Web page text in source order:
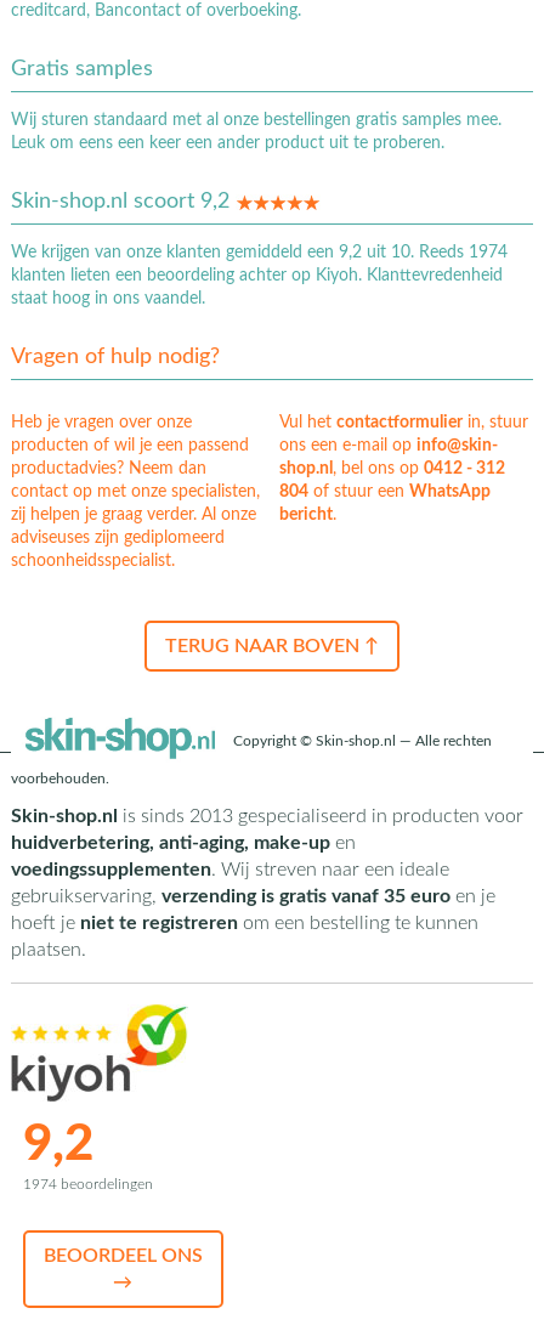
creditcard, Bancontact of overboeking.
Gratis samples
Wij sturen standaard met al onze bestellingen gratis samples mee.
Leuk om eens een keer een ander product uit te proberen.
Skin-shop.nl scoort 9,2
We krijgen van onze klanten gemiddeld een 9,2 uit 10. Reeds 1974
klanten lieten een beoordeling achter op Kiyoh. Klanttevredenheid
staat hoog in ons vaandel.
Vragen of hulp nodig?
Heb je vragen over onze
producten of wil je een passend
productadvies? Neem dan
contact op met onze specialisten,
zij helpen je graag verder. Al onze
adviseuses zijn gediplomeerd
schoonheidsspecialist.
Vul hetcontactformulierin, stuur
ons een e-mail op info@skin-
shop.nl, bel ons op0412 - 312
804 of stuur eenWhatsApp
bericht.
TERUG NAAR BOVEN ↑
Copyright © Skin-shop.nl — Alle rechten
voorbehouden.
Skin-shop.nl is sinds 2013 gespecialiseerd in producten voor
huidverbetering, anti-aging, make-upen
voedingssupplementen. Wij streven naar een ideale
gebruikservaring, verzending is gratis vanaf 35 euroen je
hoeft je niet te registrerenom een bestelling te kunnen
plaatsen.
9,2
1974 beoordelingen
BEOORDEEL ONS
→